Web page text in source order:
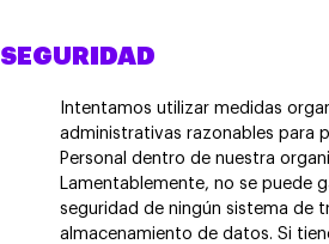
SEGURIDAD
Intentamos utilizar medidas
administrativas razonables para
Personal dentro de nuestra
Lamentablemente, no se puede
seguridad de ningún sistema de
almacenamiento de datos. Si